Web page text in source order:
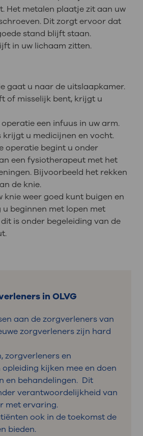
Het metalen plaatje zit aan uw
Dit zorgt ervoor dat
stand blijft staan.
in uw lichaam zitten.
gaat u naar de uitslaapkamer.
of misselijk bent, krijgt u
een infuus in uw arm.
krijgt u medicijnen en vocht.
operatie begint u onder
een fysiotherapeut met het
Bijvoorbeeld het rekken
de knie.
knie weer goed kunt buigen en
beginnen met lopen met
is onder begeleiding van de
in OLVG
aan de zorgverleners van
zorgverleners zijn hard
zorgverleners en
kijken mee en doen
en behandelingen. Dit
verantwoordelijkheid van
met ervaring.
ook in de toekomst de
bieden.